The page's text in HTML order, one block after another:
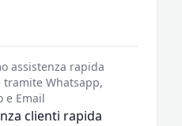
clienti rapida
assistenza rapida
tramite Whatsapp,
e Email